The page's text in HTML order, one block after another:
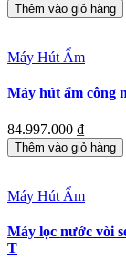
Thêm vào giỏ hàng
Máy Hút Ẩm
Máy hút ẩm công
84.997.000 ₫
Thêm vào giỏ hàng
Máy Hút Ẩm
Máy lọc nước vòi
T